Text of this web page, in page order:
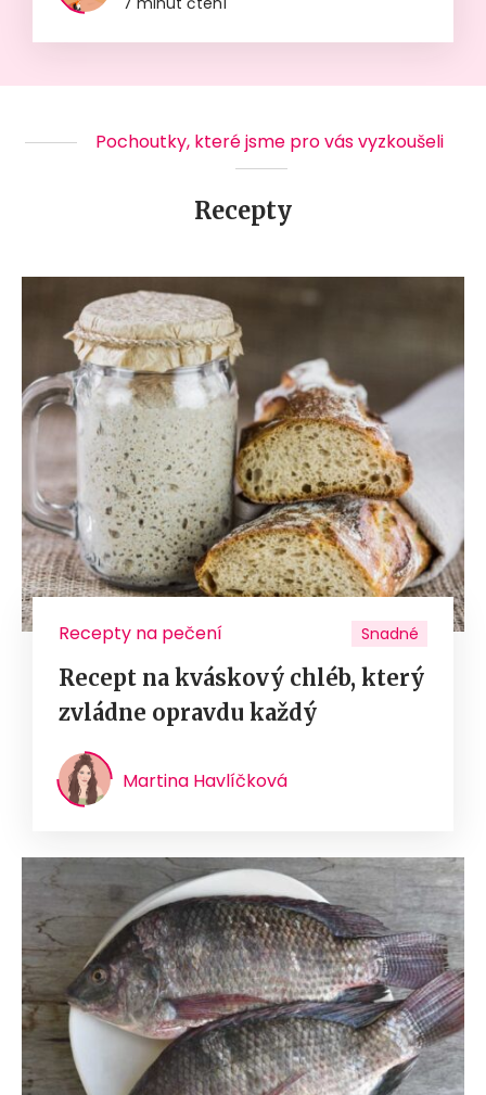
Pochoutky, které jsme pro vás vyzkoušeli
Recepty
Recepty na pečení Snadné
Recept na kváskový chléb, který
zvládne opravdu každý
Martina Havlíčková